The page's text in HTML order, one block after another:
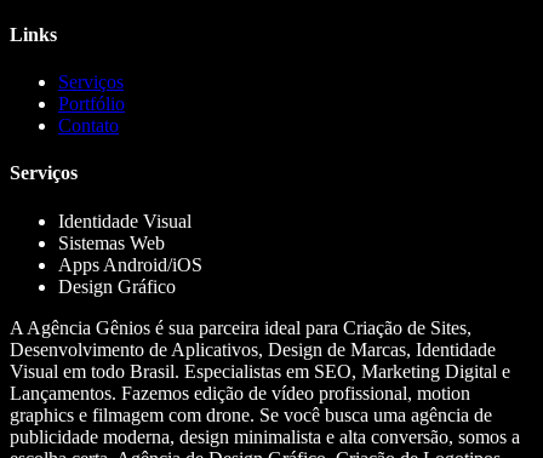
Links
Serviços
Portfólio
Contato
Serviços
Identidade Visual
Sistemas Web
Apps Android/iOS
Design Gráfico
A Agência Gênios é sua parceira ideal para Criação de Sites,
Desenvolvimento de Aplicativos, Design de Marcas, Identidade
Visual em todo Brasil. Especialistas em SEO, Marketing Digital e
Lançamentos. Fazemos edição de vídeo profissional, motion
graphics e filmagem com drone. Se você busca uma agência de
publicidade moderna, design minimalista e alta conversão, somos a